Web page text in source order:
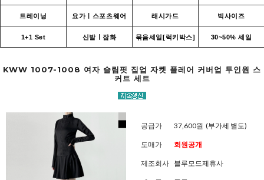
트레이닝 요가ㅣ스포츠웨어 래시가드 빅사이즈
1+1 Set 신발ㅣ잡화 묶음세일[럭키박스] 30~50% 세일
KWW 1007-1008 여자 슬림핏 집업 자켓 플레어 커버업 투인원 스
커트 세트
공급가 37,600원 (부가세 별도)
도매가 회원공개
제조회사 블루모드제휴사